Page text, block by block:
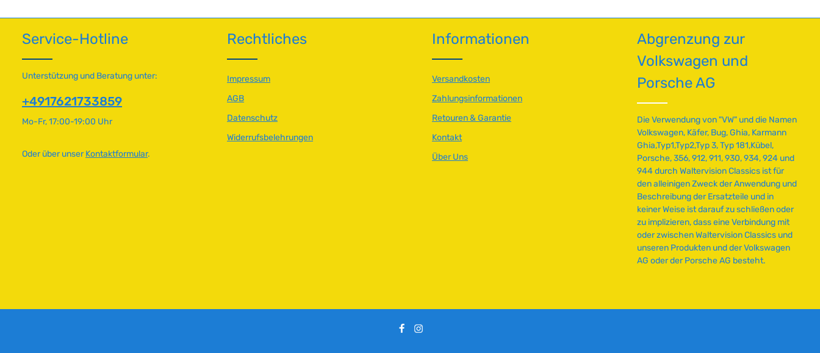
Service-Hotline
Unterstützung und Beratung unter:
+4917621733859
Mo-Fr, 17:00-19:00 Uhr
Oder über unserKontaktformular.
Rechtliches
Impressum
AGB
Datenschutz
Widerrufsbelehrungen
Informationen
Versandkosten
Zahlungsinformationen
Retouren & Garantie
Kontakt
Über Uns
Abgrenzung zur
Volkswagen und
Porsche AG
Die Verwendung von "VW" und die Namen
Volkswagen, Käfer, Bug, Ghia, Karmann
Ghia,Typ1,Typ2,Typ 3, Typ 181,Kübel,
Porsche, 356, 912, 911, 930, 934, 924 und
944 durch Waltervision Classics ist für
den alleinigen Zweck der Anwendung und
Beschreibung der Ersatzteile und in
keiner Weise ist darauf zu schließen oder
zu implizieren, dass eine Verbindung mit
oder zwischen Waltervision Classics und
unseren Produkten und der Volkswagen
AG oder der Porsche AG besteht.